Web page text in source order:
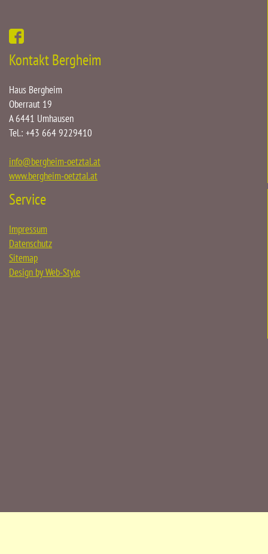
Kontakt Bergheim
Haus Bergheim
Oberraut 19
A 6441 Umhausen
Tel.: +43 664 9229410
info@bergheim-oetztal.at
www.bergheim-oetztal.at
Service
Impressum
Datenschutz
Sitemap
Design by Web-Style